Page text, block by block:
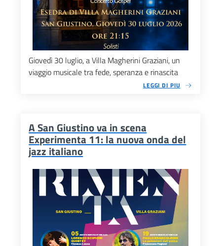
Giovedì 30 luglio, a Villa Magherini Graziani, un
viaggio musicale tra fede, speranza e rinascita
LEGGI DI PIU
A San Giustino va in scena
Experimenta 11: la nuova onda del
jazz italiano